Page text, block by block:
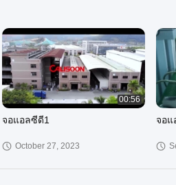
00:56
จอแอลซีดี1
October 27, 2023
จอแ